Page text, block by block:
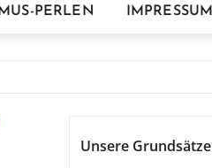
PERLEN IMPRESSUM
Unsere Grundsätze